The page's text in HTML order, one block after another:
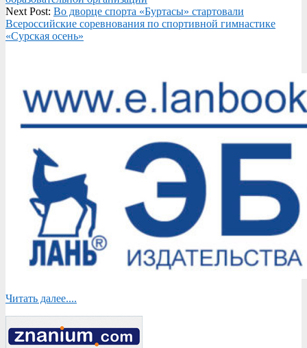
Next Post: Во дворце спорта «Буртасы» стартовали
Всероссийские соревнования по спортивной гимнастике
«Сурская осень»
Читать далее....